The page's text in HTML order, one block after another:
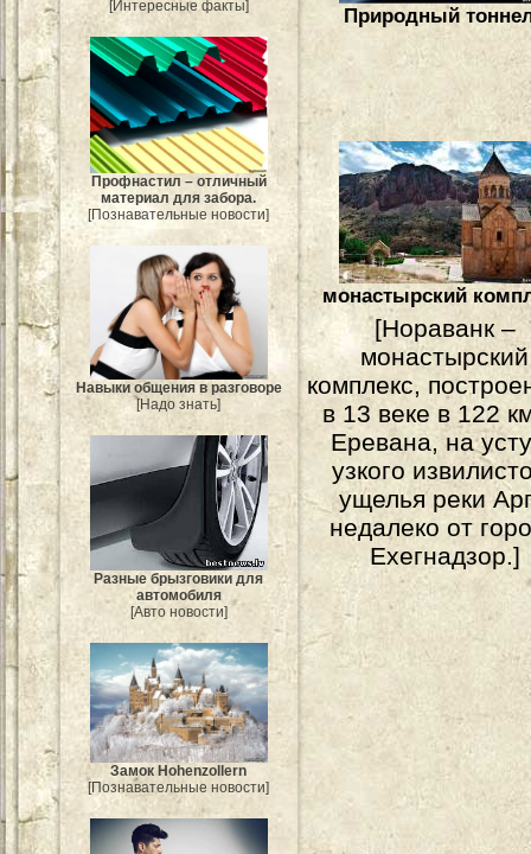
[Интересные факты]
Профнастил – отличный
материал для забора.
[Познавательные новости]
Навыки общения в разговоре
[Надо знать]
Разные брызговики для
автомобиля
[Авто новости]
Замок Hohenzollern
[Познавательные новости]
Природный
монастырский
[Нораванк –
монастырский
комплекс,
в 13 веке в 122
Еревана, на
узкого
ущелья реки
недалеко от
Ехегнадзор.]